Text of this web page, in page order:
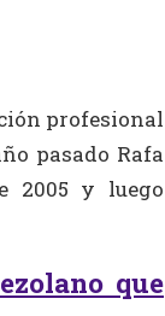
profesional
pasado Rafa
2005 y luego
que